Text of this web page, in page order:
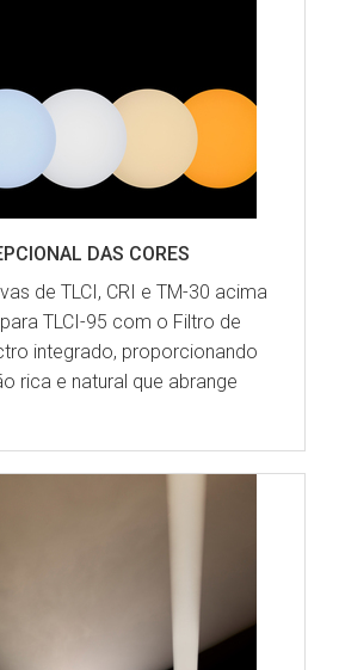
DAS CORES
de TLCI, CRI e TM-30 acima
TLCI-95 com o Filtro de
integrado, proporcionando
rica e natural que abrange